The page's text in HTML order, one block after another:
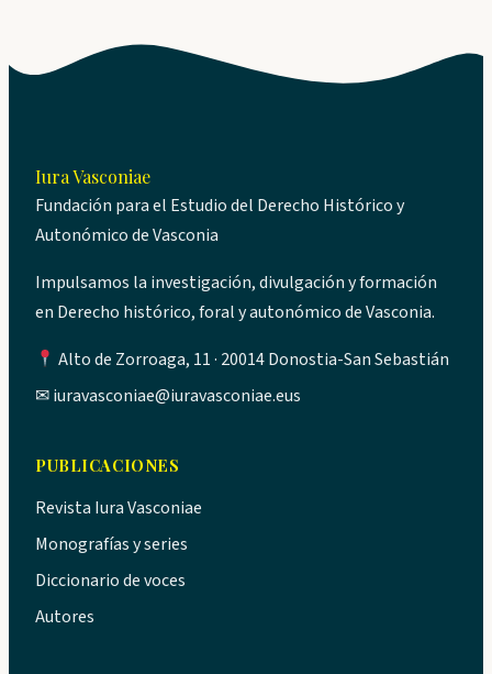
Iura Vasconiae
Fundación para el Estudio del Derecho Histórico y
Autonómico de Vasconia
Impulsamos la investigación, divulgación y formación
en Derecho histórico, foral y autonómico de Vasconia.
Alto de Zorroaga, 11 · 20014 Donostia-San Sebastián
✉iuravasconiae@iuravasconiae.eus
PUBLICACIONES
Revista Iura Vasconiae
Monografías y series
Diccionario de voces
Autores